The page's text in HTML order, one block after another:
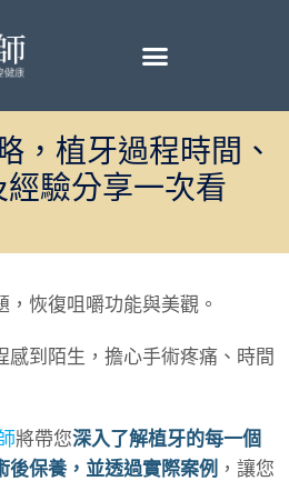
，植牙過程時間、
驗分享一次看
恢復咀嚼功能與美觀。
感到陌生，擔心手術疼痛、時間
將帶您深入了解植牙的每一個
後保養，並透過實際案例 ，讓您